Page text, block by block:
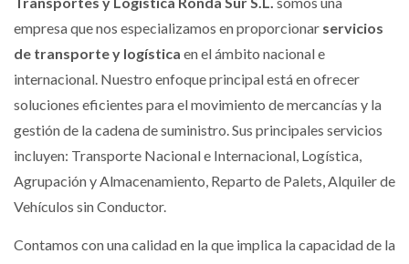
empresa que nos especializamos en proporcionar servicios
de transporte y logística en el ámbito nacional e
internacional. Nuestro enfoque principal está en ofrecer
soluciones eficientes para el movimiento de mercancías y la
gestión de la cadena de suministro. Sus principales servicios
incluyen: Transporte Nacional e Internacional, Logística,
Agrupación y Almacenamiento, Reparto de Palets, Alquiler de
Vehículos sin Conductor.
Contamos con una calidad en la que implica la capacidad de la